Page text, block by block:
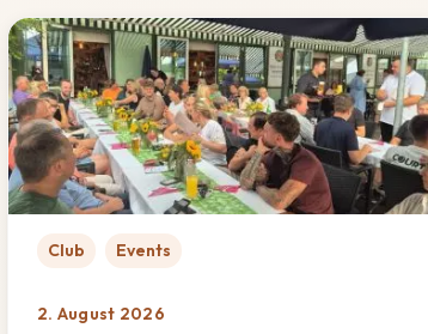
Club Events
2. August 2026